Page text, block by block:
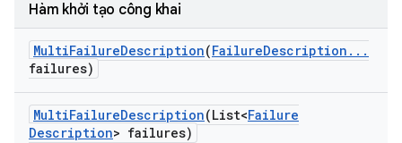
Hàm khởi tạo công khai
MultiFailureDescription(FailureDescription . . .
failures)
MultiFailureDescription(List<Failure
Description> failures)